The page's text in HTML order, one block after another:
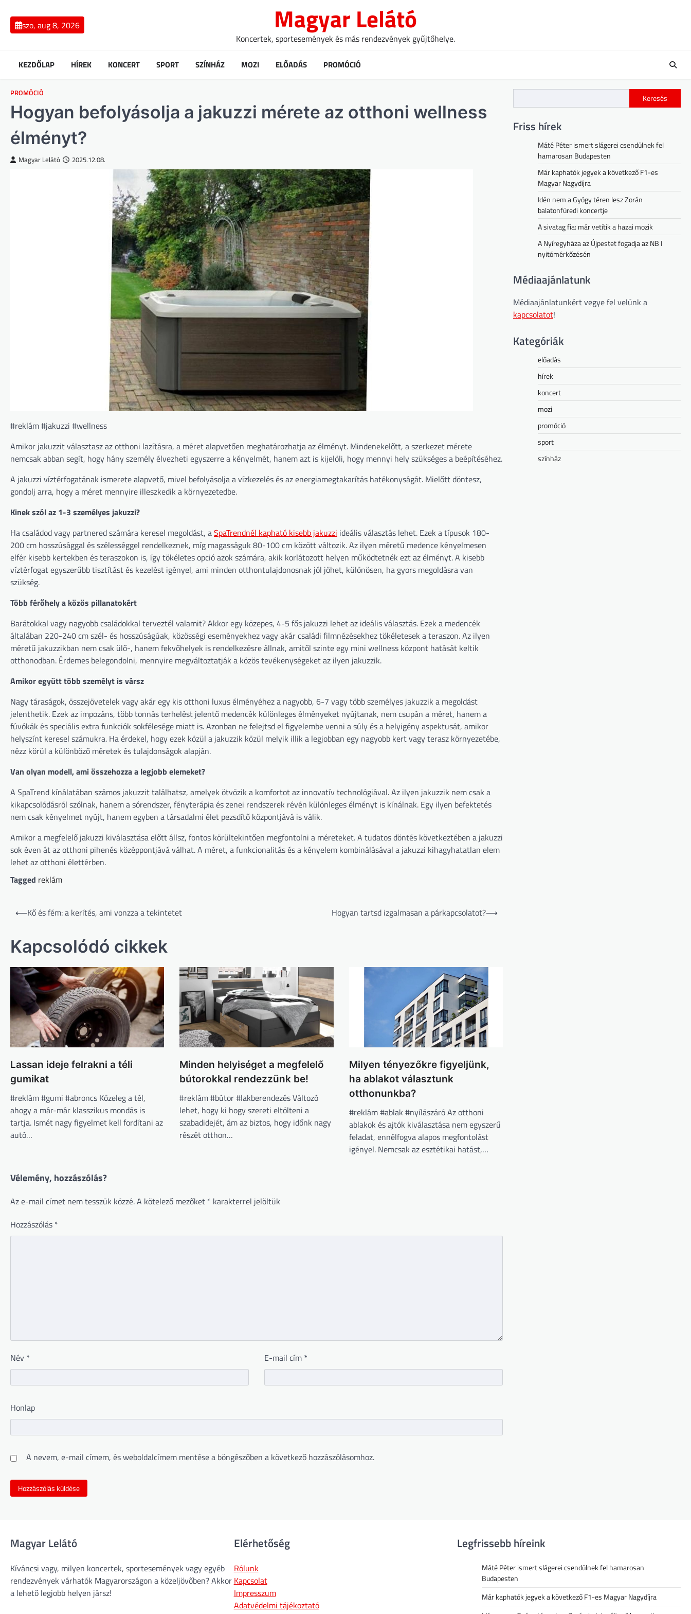
contentszo, aug 8, 2026 Magyar Lelátó
Koncertek, sportesemények és más rendezvények gyűjtőhelye.
KEZDŐLAP HÍREK KONCERT SPORT SZÍNHÁZ MOZI ELŐADÁS PROMÓCIÓ
PROMÓCIÓ
Hogyan befolyásolja a jakuzzi mérete az otthoni wellness
élményt?
Magyar Lelátó 2025.12.08.
#reklám #jakuzzi #wellness
Amikor jakuzzit választasz az otthoni lazításra, a méret alapvetően meghatározhatja az élményt. Mindenekelőtt, a szerkezet mérete
nemcsak abban segít, hogy hány személy élvezheti egyszerre a kényelmét, hanem azt is kijelöli, hogy mennyi hely szükséges a beépítéséhez.
A jakuzzi víztérfogatának ismerete alapvető, mivel befolyásolja a vízkezelés és az energiamegtakarítás hatékonyságát. Mielőtt döntesz,
gondolj arra, hogy a méret mennyire illeszkedik a környezetedbe.
Kinek szól az 1-3 személyes jakuzzi?
Ha családod vagy partnered számára keresel megoldást, aSpaTrendnél kapható kisebb jakuzzi ideális választás lehet. Ezek a típusok 180-
200 cm hosszúsággal és szélességgel rendelkeznek, míg magasságuk 80-100 cm között változik. Az ilyen méretű medence kényelmesen
elfér kisebb kertekben és teraszokon is, így tökéletes opció azok számára, akik korlátozott helyen működtetnék ezt az élményt. A kisebb
víztérfogat egyszerűbb tisztítást és kezelést igényel, ami minden otthontulajdonosnak jól jöhet, különösen, ha gyors megoldásra van
szükség.
Több férőhely a közös pillanatokért
Barátokkal vagy nagyobb családokkal terveztél valamit? Akkor egy közepes, 4-5 fős jakuzzi lehet az ideális választás. Ezek a medencék
általában 220-240 cm szél- és hosszúságúak, közösségi eseményekhez vagy akár családi filmnézésekhez tökéletesek a teraszon. Az ilyen
méretű jakuzzikban nem csak ülő-, hanem fekvőhelyek is rendelkezésre állnak, amitől szinte egy mini wellness központ hatását keltik
otthonodban. Érdemes belegondolni, mennyire megváltoztatják a közös tevékenységeket az ilyen jakuzzik.
Amikor együtt több személyt is vársz
Nagy táraságok, összejövetelek vagy akár egy kis otthoni luxus élményéhez a nagyobb, 6-7 vagy több személyes jakuzzik a megoldást
jelenthetik. Ezek az impozáns, több tonnás terhelést jelentő medencék különleges élményeket nyújtanak, nem csupán a méret, hanem a
fúvókák és speciális extra funkciók sokfélesége miatt is. Azonban ne felejtsd el figyelembe venni a súly és a helyigény aspektusát, amikor
helyszínt keresel számukra. Ha érdekel, hogy ezek közül a jakuzzik közül melyik illik a legjobban egy nagyobb kert vagy terasz környezetébe,
nézz körül a különböző méretek és tulajdonságok alapján.
Van olyan modell, ami összehozza a legjobb elemeket?
A SpaTrend kínálatában számos jakuzzit találhatsz, amelyek ötvözik a komfortot az innovatív technológiával. Az ilyen jakuzzik nem csak a
kikapcsolódásról szólnak, hanem a sórendszer, fényterápia és zenei rendszerek révén különleges élményt is kínálnak. Egy ilyen befektetés
nem csak kényelmet nyújt, hanem egyben a társadalmi élet pezsdítő központjává is válik.
Amikor a megfelelő jakuzzi kiválasztása előtt állsz, fontos körültekintően megfontolni a méreteket. A tudatos döntés következtében a jakuzzi
sok éven át az otthoni pihenés középpontjává válhat. A méret, a funkcionalitás és a kényelem kombinálásával a jakuzzi kihagyhatatlan elem
lehet az otthoni élettérben.
Tagged reklám
Bejegyzés
⟵Kő és fém: a kerítés, ami vonzza a tekintetet Hogyan tartsd izgalmasan a párkapcsolatot?⟶
Kapcsolódó cikkek
Lassan ideje felrakni a téli
gumikat
#reklám #gumi #abroncs Közeleg a tél,
ahogy a már-már klasszikus mondás is
tartja. Ismét nagy figyelmet kell fordítani az
autó…
Minden helyiséget a megfelelő
bútorokkal rendezzünk be!
#reklám #bútor #lakberendezés Változó
lehet, hogy ki hogy szereti eltölteni a
szabadidejét, ám az biztos, hogy időnk nagy
részét otthon…
Milyen tényezőkre figyeljünk,
ha ablakot választunk
otthonunkba?
#reklám #ablak #nyílászáró Az otthoni
ablakok és ajtók kiválasztása nem egyszerű
feladat, ennélfogva alapos megfontolást
igényel. Nemcsak az esztétikai hatást,…
Vélemény, hozzászólás?
Az e-mail címet nem tesszük közzé.A kötelező mezőket * karakterrel jelöltük
Hozzászólás *
Név * E-mail cím *
Honlap
A nevem, e-mail címem, és weboldalcímem mentése a böngészőben a következő hozzászólásomhoz.
Keresés
Friss hírek
Máté Péter ismert slágerei csendülnek fel
hamarosan Budapesten
Már kaphatók jegyek a következő F1-es
Magyar Nagydíjra
Idén nem a Gyógy téren lesz Zorán
balatonfüredi koncertje
A sivatag fia: már vetítik a hazai mozik
A Nyíregyháza az Újpestet fogadja az NB I
nyitómérkőzésén
Médiaajánlatunk
Médiaajánlatunkért vegye fel velünk a
kapcsolatot!
Kategóriák
előadás
hírek
koncert
mozi
promóció
sport
színház
Magyar Lelátó
Kíváncsi vagy, milyen koncertek, sportesemények vagy egyéb
rendezvények várhatók Magyarországon a közeljövőben? Akkor
a lehető legjobb helyen jársz!
Elérhetőség
Rólunk
Kapcsolat
Impresszum
Adatvédelmi tájékoztató
Legfrissebb híreink
Máté Péter ismert slágerei csendülnek fel hamarosan
Budapesten
Már kaphatók jegyek a következő F1-es Magyar Nagydíjra